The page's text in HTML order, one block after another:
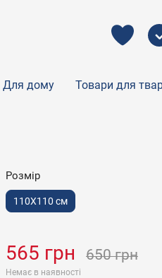
Для дому Товари для
Розмір
110X110 см
565 грн 650 грн
Немає в наявності